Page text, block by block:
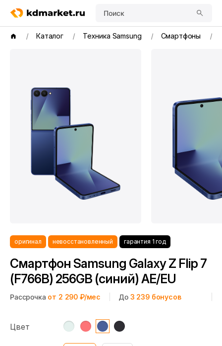
Поиск
Каталог Техника Samsung Смартфоны
оригинал невосстановленный гарантия 1 год
Смартфон Samsung Galaxy Z Flip 7
(F766B) 256GB (синий) AE/EU
Рассрочка от 2 290 ₽/мес До 3 239бонусов
Цвет